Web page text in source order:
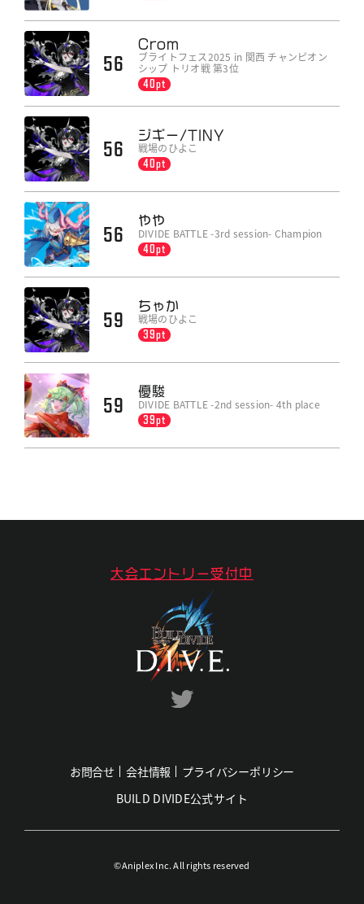
56
Crom
ブライトフェス2025 in 関西 チャンピオン
シップ トリオ戦 第3位
40pt
56
ジギー/TINY
戦場のひよこ
40pt
56
やや
DIVIDE BATTLE -3rd session- Champion
40pt
59
ちゃか
戦場のひよこ
39pt
59
優駿
DIVIDE BATTLE -2nd session- 4th place
39pt
大会エントリー受付中
お問合せ 会社情報
プライバシーポリシー
BUILD DIVIDE公式サイト
©Aniplex Inc. All rights reserved